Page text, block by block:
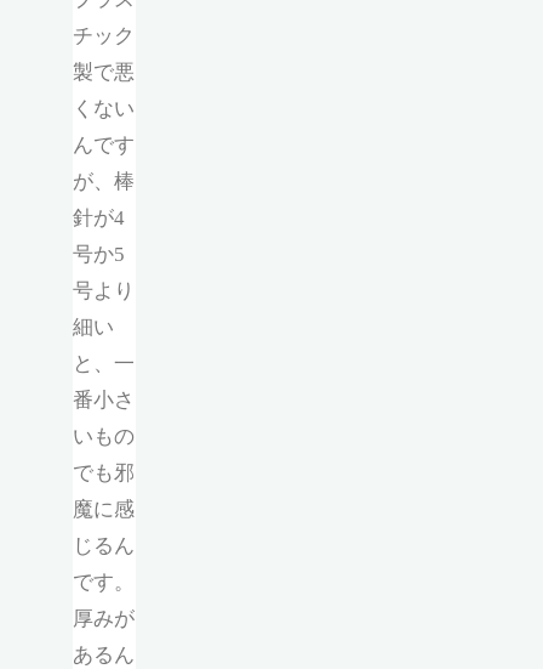
チック
製で悪
くない
んです
が、棒
針が4
号か5
号より
細い
と、一
番小さ
いもの
でも邪
魔に感
じるん
です。
厚みが
あるん